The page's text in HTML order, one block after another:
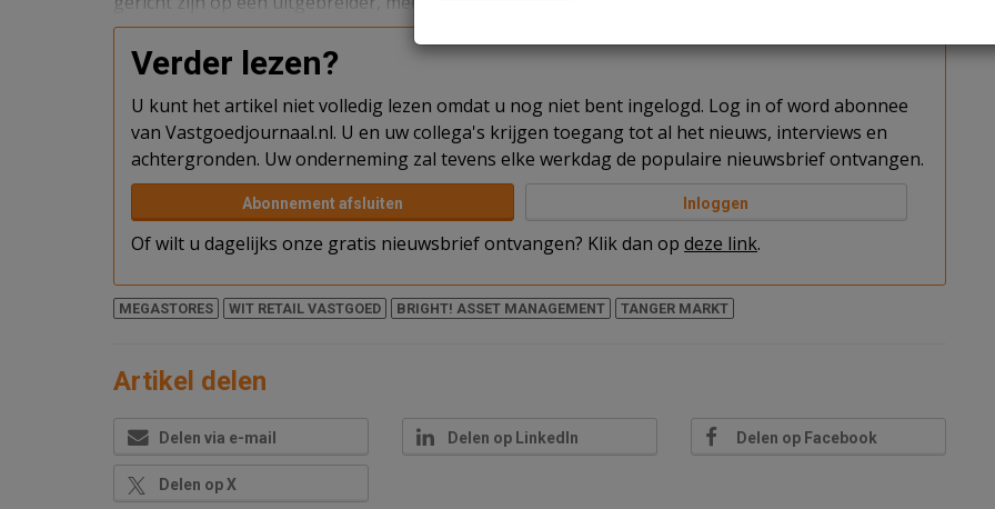
Verder lezen?
U kunt het artikel niet volledig lezen omdat u nog niet bent ingelogd. Log in of word abonnee
van Vastgoedjournaal.nl. U en uw collega's krijgen toegang tot al het nieuws, interviews en
achtergronden. Uw onderneming zal tevens elke werkdag de populaire nieuwsbrief ontvangen.
Abonnement afsluiten Inloggen
Of wilt u dagelijks onze gratis nieuwsbrief ontvangen? Klik dan op deze link.
MEGASTORES WIT RETAIL VASTGOED BRIGHT! ASSET MANAGEMENT TANGER MARKT
Artikel delen
Delen via e-mail Delen op LinkedIn Delen op Facebook
Delen op X